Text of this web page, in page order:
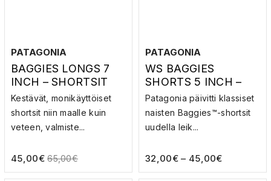
PATAGONIA
BAGGIES LONGS 7
INCH – SHORTSIT
Kestävät, monikäyttöiset
shortsit niin maalle kuin
veteen, valmiste...
45,00€ 65,00€
PATAGONIA
WS BAGGIES
SHORTS 5 INCH –
SHORTSIT
Patagonia päivitti klassiset
naisten Baggies™-shortsit
uudella leik...
32,00€ – 45,00€